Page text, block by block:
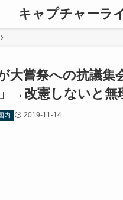
キャプチャーラ
大嘗祭への抗議集
→改憲しないと無
内 2019-11-14